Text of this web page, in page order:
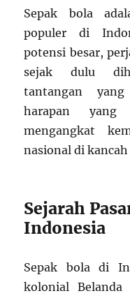
Sepak bola
populer di
potensi besar,
sejak dulu
tantangan
harapan
mengangkat
nasional di
Sejarah
Indonesia
Sepak bola di
kolonial